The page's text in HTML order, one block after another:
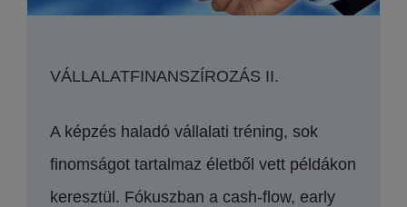
VÁLLALATFINANSZÍROZÁS II.
A képzés haladó vállalati tréning, sok
finomságot tartalmaz életből vett példákon
keresztül. Fókuszban a cash-flow, early